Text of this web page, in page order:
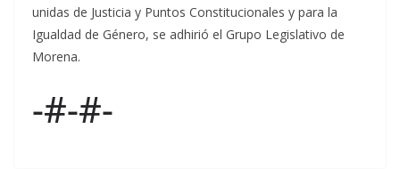
unidas de Justicia y Puntos Constitucionales y para la
Igualdad de Género, se adhirió el Grupo Legislativo de
Morena.
-#-#-